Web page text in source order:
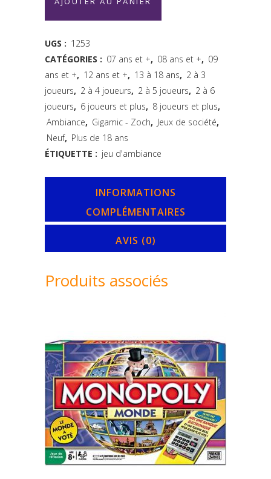
Gigamic
-
neuf
quantity
UGS : 1253
CATÉGORIES : 07 ans et +, 08 ans et +, 09
ans et +, 12 ans et +, 13 à 18 ans, 2 à 3
joueurs, 2 à 4 joueurs, 2 à 5 joueurs, 2 à 6
joueurs, 6 joueurs et plus, 8 joueurs et plus,
Ambiance, Gigamic - Zoch, Jeux de société,
Neuf, Plus de 18 ans
ÉTIQUETTE : jeu d'ambiance
INFORMATIONS
COMPLÉMENTAIRES
AVIS (0)
Produits associés